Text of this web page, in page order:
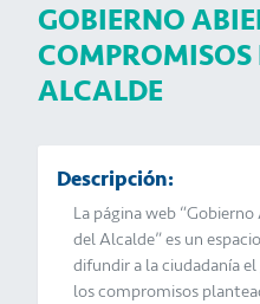
GOBIERNO
COMPROMISOS
ALCALDE
Descripción:
La página web
del Alcalde” es un
difundir a la ciudadanía
los compromisos